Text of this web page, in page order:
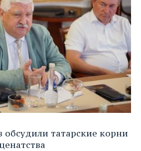
татарские корни